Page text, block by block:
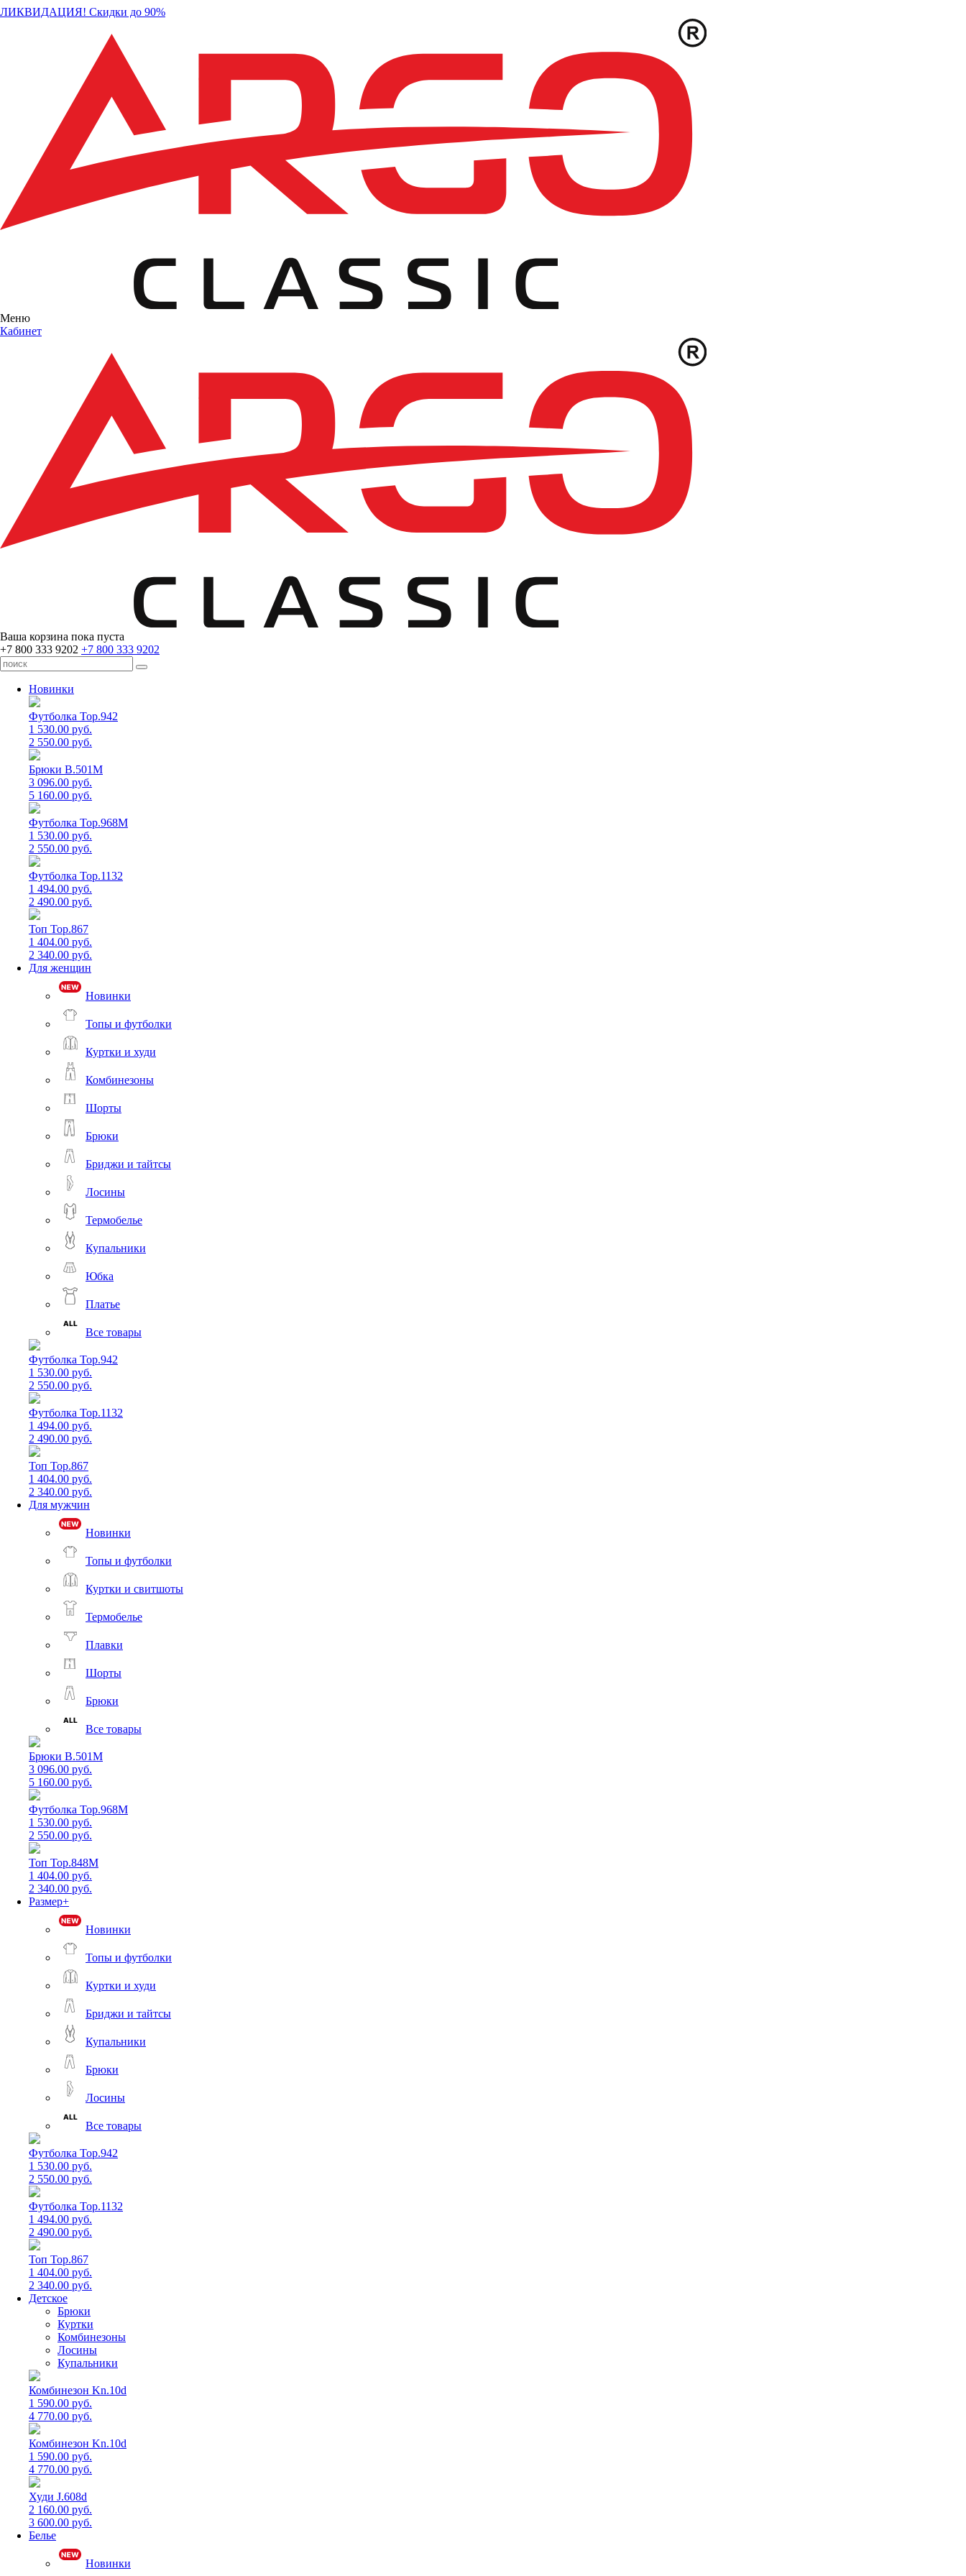
ЛИКВИДАЦИЯ! Скидки до 90%
Меню
Кабинет
Ваша корзина пока пуста
+7 800 333 9202 +7 800 333 9202
Новинки
Футболка Top.942
1 530.00 руб.
2 550.00 руб.
Брюки B.501M
3 096.00 руб.
5 160.00 руб.
Футболка Top.968M
1 530.00 руб.
2 550.00 руб.
Футболка Top.1132
1 494.00 руб.
2 490.00 руб.
Топ Top.867
1 404.00 руб.
2 340.00 руб.
Для женщин
Новинки
Топы и футболки
Куртки и худи
Комбинезоны
Шорты
Брюки
Бриджи и тайтсы
Лосины
Термобелье
Купальники
Юбка
Платье
Все товары
Футболка Top.942
1 530.00 руб.
2 550.00 руб.
Футболка Top.1132
1 494.00 руб.
2 490.00 руб.
Топ Top.867
1 404.00 руб.
2 340.00 руб.
Для мужчин
Новинки
Топы и футболки
Куртки и свитшоты
Термобелье
Плавки
Шорты
Брюки
Все товары
Брюки B.501M
3 096.00 руб.
5 160.00 руб.
Футболка Top.968M
1 530.00 руб.
2 550.00 руб.
Топ Top.848M
1 404.00 руб.
2 340.00 руб.
Размер+
Новинки
Топы и футболки
Куртки и худи
Бриджи и тайтсы
Купальники
Брюки
Лосины
Все товары
Футболка Top.942
1 530.00 руб.
2 550.00 руб.
Футболка Top.1132
1 494.00 руб.
2 490.00 руб.
Топ Top.867
1 404.00 руб.
2 340.00 руб.
Детское
Брюки
Куртки
Комбинезоны
Лосины
Купальники
Комбинезон Kn.10d
1 590.00 руб.
4 770.00 руб.
Комбинезон Kn.10d
1 590.00 руб.
4 770.00 руб.
Худи J.608d
2 160.00 руб.
3 600.00 руб.
Белье
Новинки